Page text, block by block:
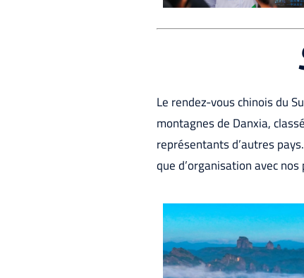
Le rendez-vous chinois du
montagnes de Danxia,
représentants d’autres
que d’organisation avec